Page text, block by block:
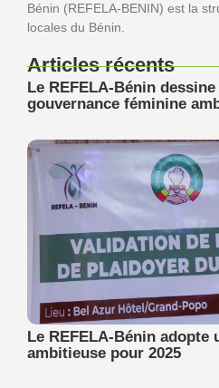
Bénin (REFELA-BENIN) est la
locales du Bénin.
Articles récents
Le REFELA-Bénin
gouvernance féminine
Le REFELA-Bénin adopte
ambitieuse pour 2025